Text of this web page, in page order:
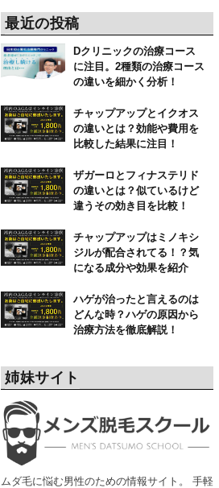
最近の投稿
Dクリニックの治療コース
に注目。2種類の治療コース
の違いを細かく分析！
チャップアップとイクオス
の違いとは？効能や費用を
比較した結果に注目！
ザガーロとフィナステリド
の違いとは？似ているけど
違うその効き目を比較！
チャップアップはミノキシ
ジルが配合されてる！？気
になる成分や効果を紹介
ハゲが治ったと言えるのは
どんな時？ハゲの原因から
治療方法を徹底解説！
姉妹サイト
ムダ毛に悩む男性のための情報サイト。 手軽